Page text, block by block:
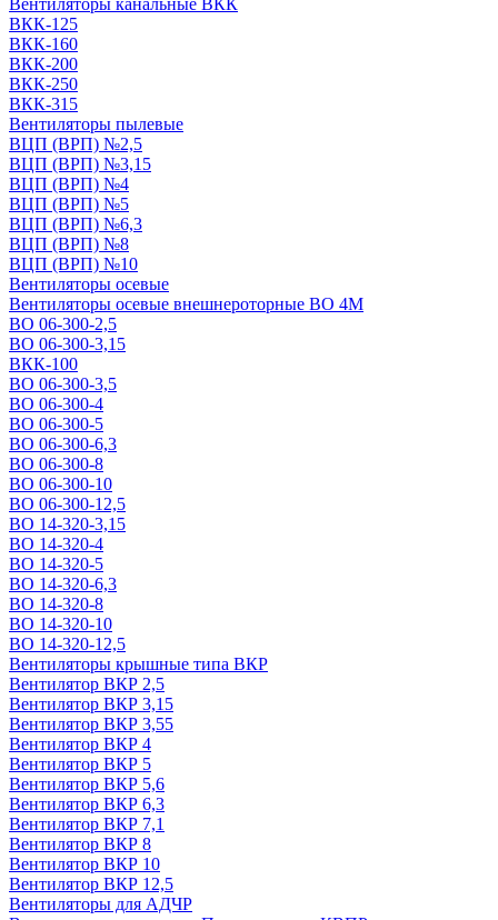
Вентиляторы канальные ВКК
ВКК-125
ВКК-160
ВКК-200
ВКК-250
ВКК-315
Вентиляторы пылевые
ВЦП (ВРП) №2,5
ВЦП (ВРП) №3,15
ВЦП (ВРП) №4
ВЦП (ВРП) №5
ВЦП (ВРП) №6,3
ВЦП (ВРП) №8
ВЦП (ВРП) №10
Вентиляторы осевые
Вентиляторы осевые внешнероторные ВО 4М
ВО 06-300-2,5
ВО 06-300-3,15
ВКК-100
ВО 06-300-3,5
ВО 06-300-4
ВО 06-300-5
ВО 06-300-6,3
ВО 06-300-8
ВО 06-300-10
ВО 06-300-12,5
ВО 14-320-3,15
ВО 14-320-4
ВО 14-320-5
ВО 14-320-6,3
ВО 14-320-8
ВО 14-320-10
ВО 14-320-12,5
Вентиляторы крышные типа ВКР
Вентилятор ВКР 2,5
Вентилятор ВКР 3,15
Вентилятор ВКР 3,55
Вентилятор ВКР 4
Вентилятор ВКР 5
Вентилятор ВКР 5,6
Вентилятор ВКР 6,3
Вентилятор ВКР 7,1
Вентилятор ВКР 8
Вентилятор ВКР 10
Вентилятор ВКР 12,5
Вентиляторы для АДЧР